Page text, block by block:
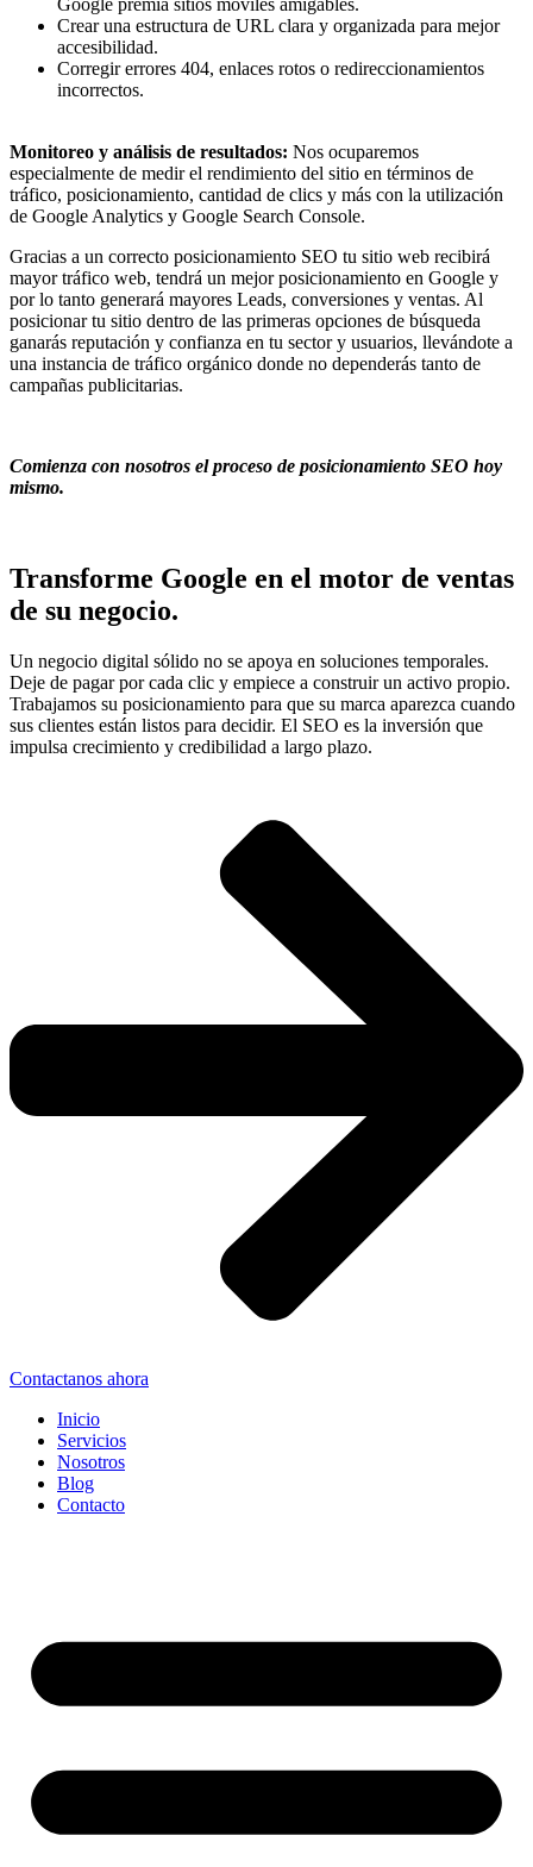
Crear una estructura de URL clara y organizada para mejor
accesibilidad.
Corregir errores 404, enlaces rotos o redireccionamientos
incorrectos.
Monitoreo y análisis de resultados: Nos ocuparemos
especialmente de medir el rendimiento del sitio en términos de
tráfico, posicionamiento, cantidad de clics y más con la utilización
de Google Analytics y Google Search Console.
Gracias a un correcto posicionamiento SEO tu sitio web recibirá
mayor tráfico web, tendrá un mejor posicionamiento en Google y
por lo tanto generará mayores Leads, conversiones y ventas. Al
posicionar tu sitio dentro de las primeras opciones de búsqueda
ganarás reputación y confianza en tu sector y usuarios, llevándote a
una instancia de tráfico orgánico donde no dependerás tanto de
campañas publicitarias.
Comienza con nosotros el proceso de posicionamiento SEO hoy
mismo.
Transforme Google en el motor de ventas
de su negocio.
Un negocio digital sólido no se apoya en soluciones temporales.
Deje de pagar por cada clic y empiece a construir un activo propio.
Trabajamos su posicionamiento para que su marca aparezca cuando
sus clientes están listos para decidir. El SEO es la inversión que
impulsa crecimiento y credibilidad a largo plazo.
Contactanos ahora
Inicio
Servicios
Nosotros
Blog
Contacto